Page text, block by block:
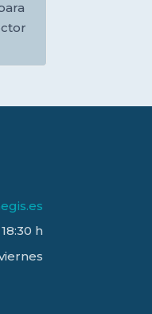
h